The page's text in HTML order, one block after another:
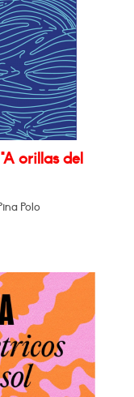
orillas del
Polo